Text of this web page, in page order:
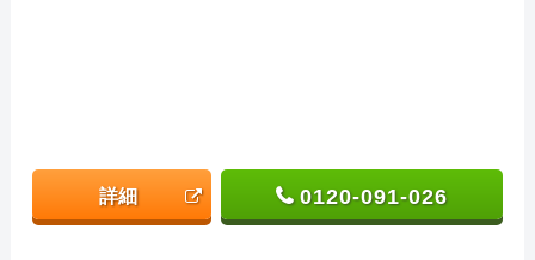
詳細 0120-091-026